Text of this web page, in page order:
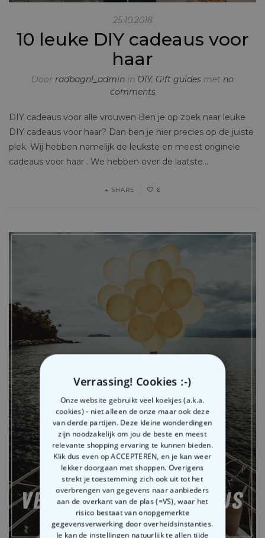
25.10.2018
10 leuke DIY cadeaus voor
haar
Door radbagnl_admin in DIY, Gift guides met no
comments
DIY cadeaus voor alle vrouwen Ben je op zoek naar leuke
DIY cadeaus voor haar? Dan ben je hier precies op de juiste
plek. Wij hebben namelijk de leukste en meest originele
cadeaus voor haar . We hebben over de laatste…
SHARE 6
Verrassing! Cookies :-)
Onze website gebruikt veel koekjes (a.k.a.
cookies) - niet alleen de onze maar ook deze
van derde partijen. Deze kleine wonderdingen
zijn noodzakelijk om jou de beste en meest
relevante shopping ervaring te kunnen bieden.
Klik dus even op ACCEPTEREN, en je kan weer
lekker doorgaan met shoppen. Overigens
strekt je toestemming zich ook uit tot het
overbrengen van gegevens naar aanbieders
aan de overkant van de plas (=VS), waar het
risico bestaat van onopgemerkte
gegevensverwerking door overheidsinstanties.
Je kan de instellingen natuurlijk te allen tijde